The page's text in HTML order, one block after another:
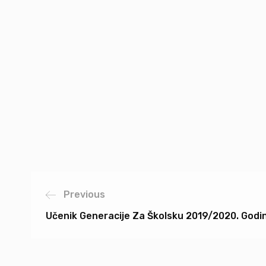
Previous
Učenik Generacije Za Školsku 2019/2020.